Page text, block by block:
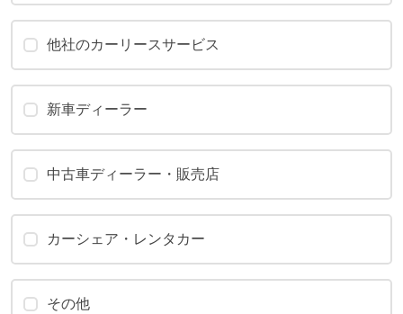
他社のカーリースサービス
新車ディーラー
中古車ディーラー・販売店
カーシェア・レンタカー
その他